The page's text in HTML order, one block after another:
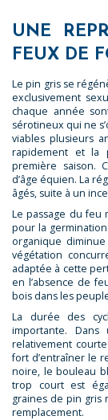
UNE
FEUX DE
Le pin gris se
exclusivement
chaque année
sérotineux qui ne
viables plusieurs
rapidement et la
première saison.
d’âge équien. La
âgés, suite à un
Le passage du feu
pour la
organique
végétation
adaptée à cette
en l’absence de
bois dans les
La durée des
importante.
relativement
fort d’entraîner le
noire, le bouleau
trop court est
graines de pin gris
remplacement.